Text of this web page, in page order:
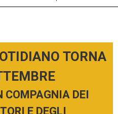
TORNA
DEI